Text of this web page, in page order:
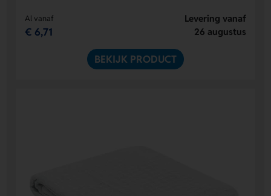
Al vanaf
€ 6,71
Levering vanaf
26 augustus
BEKIJK PRODUCT